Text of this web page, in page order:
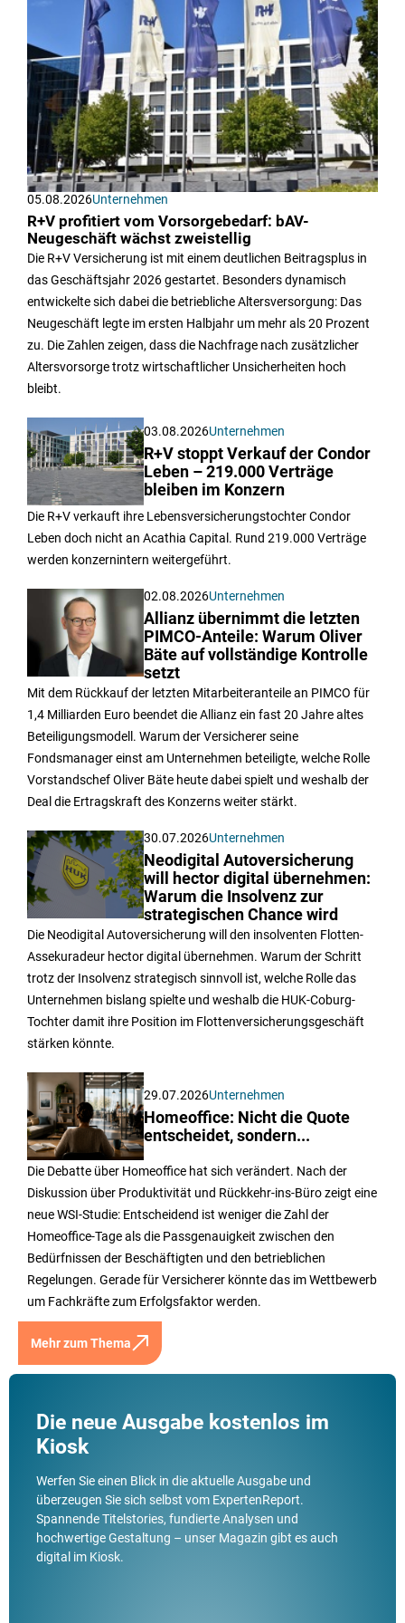
05.08.2026Unternehmen
R+V profitiert vom Vorsorgebedarf: bAV-
Neugeschäft wächst zweistellig
Die R+V Versicherung ist mit einem deutlichen Beitragsplus in
das Geschäftsjahr 2026 gestartet. Besonders dynamisch
entwickelte sich dabei die betriebliche Altersversorgung: Das
Neugeschäft legte im ersten Halbjahr um mehr als 20 Prozent
zu. Die Zahlen zeigen, dass die Nachfrage nach zusätzlicher
Altersvorsorge trotz wirtschaftlicher Unsicherheiten hoch
bleibt.
03.08.2026Unternehmen
R+V stoppt Verkauf der Condor
Leben – 219.000 Verträge
bleiben im Konzern
Die R+V verkauft ihre Lebensversicherungstochter Condor
Leben doch nicht an Acathia Capital. Rund 219.000 Verträge
werden konzernintern weitergeführt.
02.08.2026Unternehmen
Allianz übernimmt die letzten
PIMCO-Anteile: Warum Oliver
Bäte auf vollständige Kontrolle
setzt
Mit dem Rückkauf der letzten Mitarbeiteranteile an PIMCO für
1,4 Milliarden Euro beendet die Allianz ein fast 20 Jahre altes
Beteiligungsmodell. Warum der Versicherer seine
Fondsmanager einst am Unternehmen beteiligte, welche Rolle
Vorstandschef Oliver Bäte heute dabei spielt und weshalb der
Deal die Ertragskraft des Konzerns weiter stärkt.
30.07.2026Unternehmen
Neodigital Autoversicherung
will hector digital übernehmen:
Warum die Insolvenz zur
strategischen Chance wird
Die Neodigital Autoversicherung will den insolventen Flotten-
Assekuradeur hector digital übernehmen. Warum der Schritt
trotz der Insolvenz strategisch sinnvoll ist, welche Rolle das
Unternehmen bislang spielte und weshalb die HUK-Coburg-
Tochter damit ihre Position im Flottenversicherungsgeschäft
stärken könnte.
29.07.2026Unternehmen
Homeoffice: Nicht die Quote
entscheidet, sondern...
Die Debatte über Homeoffice hat sich verändert. Nach der
Diskussion über Produktivität und Rückkehr-ins-Büro zeigt eine
neue WSI-Studie: Entscheidend ist weniger die Zahl der
Homeoffice-Tage als die Passgenauigkeit zwischen den
Bedürfnissen der Beschäftigten und den betrieblichen
Regelungen. Gerade für Versicherer könnte das im Wettbewerb
um Fachkräfte zum Erfolgsfaktor werden.
Mehr zum Thema
Die neue Ausgabe kostenlos im
Kiosk
Werfen Sie einen Blick in die aktuelle Ausgabe und
überzeugen Sie sich selbst vom ExpertenReport.
Spannende Titelstories, fundierte Analysen und
hochwertige Gestaltung – unser Magazin gibt es auch
digital im Kiosk.